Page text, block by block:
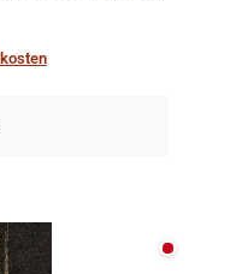
Höhe zu treiben
nur, solange man
Nicht